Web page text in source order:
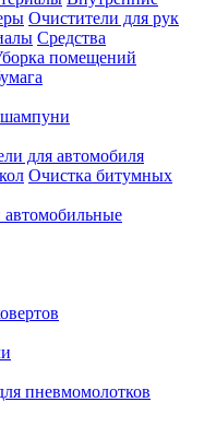
Очистители для рук
Средства
помещений
для автомобиля
Очистка битумных
пневмомолотков